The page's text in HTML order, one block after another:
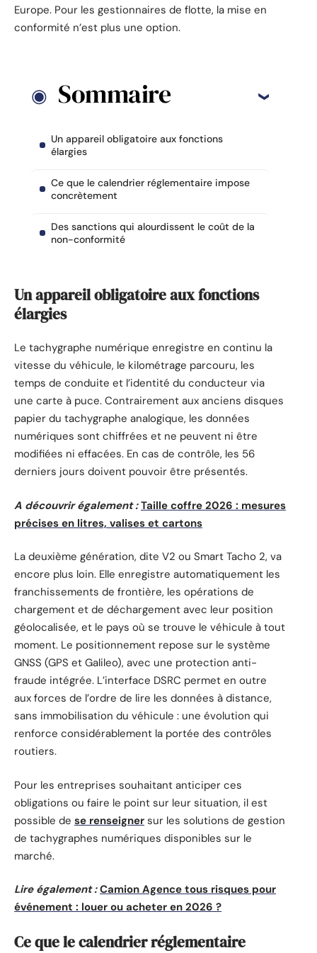
Europe. Pour les gestionnaires de flotte, la mise en
conformité n’est plus une option.
Sommaire
Un appareil obligatoire aux fonctions
élargies
Ce que le calendrier réglementaire impose
concrètement
Des sanctions qui alourdissent le coût de la
non-conformité
Un appareil obligatoire aux fonctions
élargies
Le tachygraphe numérique enregistre en continu la
vitesse du véhicule, le kilométrage parcouru, les
temps de conduite et l’identité du conducteur via
une carte à puce. Contrairement aux anciens disques
papier du tachygraphe analogique, les données
numériques sont chiffrées et ne peuvent ni être
modifiées ni effacées. En cas de contrôle, les 56
derniers jours doivent pouvoir être présentés.
A découvrir également : Taille coffre 2026 : mesures
précises en litres, valises et cartons
La deuxième génération, dite V2 ou Smart Tacho 2, va
encore plus loin. Elle enregistre automatiquement les
franchissements de frontière, les opérations de
chargement et de déchargement avec leur position
géolocalisée, et le pays où se trouve le véhicule à tout
moment. Le positionnement repose sur le système
GNSS (GPS et Galileo), avec une protection anti-
fraude intégrée. L’interface DSRC permet en outre
aux forces de l’ordre de lire les données à distance,
sans immobilisation du véhicule : une évolution qui
renforce considérablement la portée des contrôles
routiers.
Pour les entreprises souhaitant anticiper ces
obligations ou faire le point sur leur situation, il est
possible de se renseigner sur les solutions de gestion
de tachygraphes numériques disponibles sur le
marché.
Lire également : Camion Agence tous risques pour
événement : louer ou acheter en 2026 ?
Ce que le calendrier réglementaire